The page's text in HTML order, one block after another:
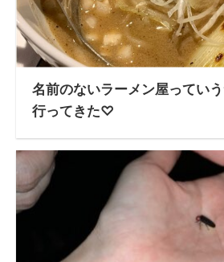
名前のないラーメン屋ってい
行ってきた♡